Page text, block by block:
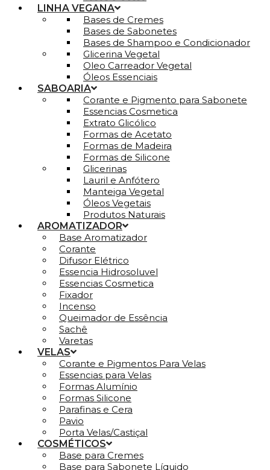
LINHA VEGANA
Bases de Cremes
Bases de Sabonetes
Bases de Shampoo e Condicionador
Glicerina Vegetal
Oleo Carreador Vegetal
Óleos Essenciais
SABOARIA
Corante e Pigmento para Sabonete
Essencias Cosmetica
Extrato Glicólico
Formas de Acetato
Formas de Madeira
Formas de Silicone
Glicerinas
Lauril e Anfótero
Manteiga Vegetal
Óleos Vegetais
Produtos Naturais
AROMATIZADOR
Base Aromatizador
Corante
Difusor Elétrico
Essencia Hidrosoluvel
Essencias Cosmetica
Fixador
Incenso
Queimador de Essência
Sachê
Varetas
VELAS
Corante e Pigmentos Para Velas
Essencias para Velas
Formas Alumínio
Formas Silicone
Parafinas e Cera
Pavio
Porta Velas/Castiçal
COSMÉTICOS
Base para Cremes
Base para Sabonete Líquido